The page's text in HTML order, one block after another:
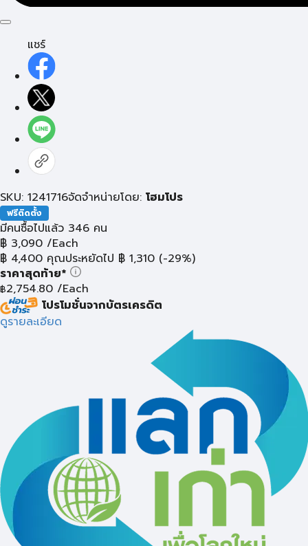
แชร์
SKU: 1241716จัดจำหน่ายโดย: โฮมโปร
ฟรีติดตั้ง
มีคนซื้อไปแล้ว 346 คน
฿ 3,090 /Each
฿ 4,400 คุณประหยัดไป ฿ 1,310 (-29%)
ราคาสุดท้าย*
฿2,754.80 /Each
โปรโมชั่นจากบัตรเครดิต
ดูรายละเอียด